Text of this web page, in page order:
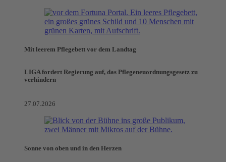
Mit leerem Pflegebett vor dem Landtag
LIGA fordert Regierung auf, das Pflegeneuordnungsgesetz zu
verhindern
27.07.2026
Sonne von oben und in den Herzen